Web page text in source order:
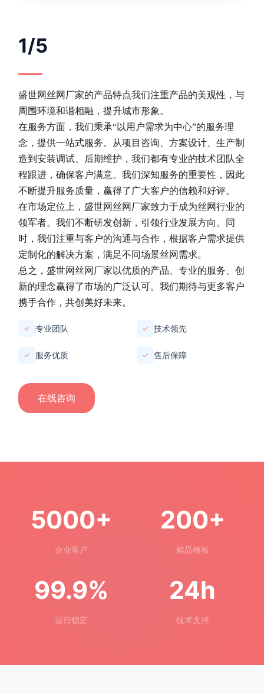
1/5
盛世网丝网厂家的产品特点我们注重产品的美观性，与
周围环境和谐相融，提升城市形象。
在服务方面，我们秉承“以用户需求为中心”的服务理
念，提供一站式服务。从项目咨询、方案设计、生产制
造到安装调试、后期维护，我们都有专业的技术团队全
程跟进，确保客户满意。我们深知服务的重要性，因此
不断提升服务质量，赢得了广大客户的信赖和好评。
在市场定位上， 盛世网丝网厂家致力于成为丝网行业的
领军者。我们不断研发创新，引领行业发展方向。同
时，我们注重与客户的沟通与合作，根据客户需求提供
定制化的解决方案，满足不同场景丝网需求。
总之， 盛世网丝网厂家以优质的产品、专业的服务、创
新的理念赢得了市场的广泛认可。我们期待与更多客户
携手合作，共创美好未来。
✓ 专业团队 ✓ 技术领先
✓ 服务优质 ✓ 售后保障
在线咨询
5000+
企业客户
200+
精品模板
99.9%
运行稳定
24h
技术支持